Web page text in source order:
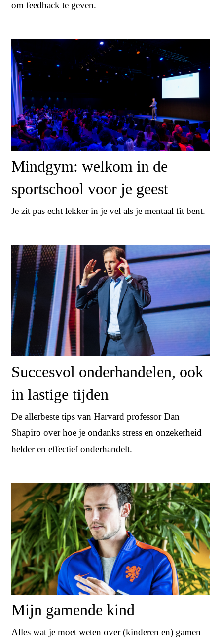
om feedback te geven.
Mindgym: welkom in de
sportschool voor je geest
Je zit pas echt lekker in je vel als je mentaal fit bent.
Succesvol onderhandelen, ook
in lastige tijden
De allerbeste tips van Harvard professor Dan
Shapiro over hoe je ondanks stress en onzekerheid
helder en effectief onderhandelt.
Mijn gamende kind
Alles wat je moet weten over (kinderen en) gamen